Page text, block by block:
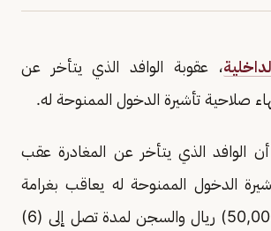
، عقوبة الوافد الذي يتأخر عن
صلاحية تأشيرة الدخول الممنوحة له.
أن الوافد الذي يتأخر عن المغادرة عقب
الدخول الممنوحة له يعاقب بغرامة
مالية تصل إلى (50,000) ريال والسجن لمدة تصل إلى (6)